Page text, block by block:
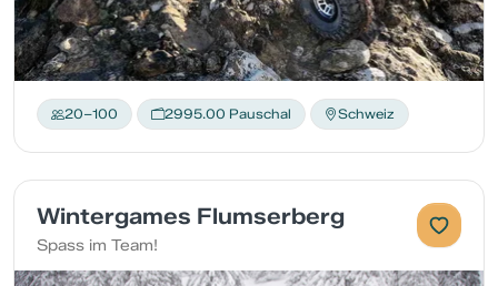
20–100 2995.00 Pauschal Schweiz
Wintergames Flumserberg
Spass im Team!